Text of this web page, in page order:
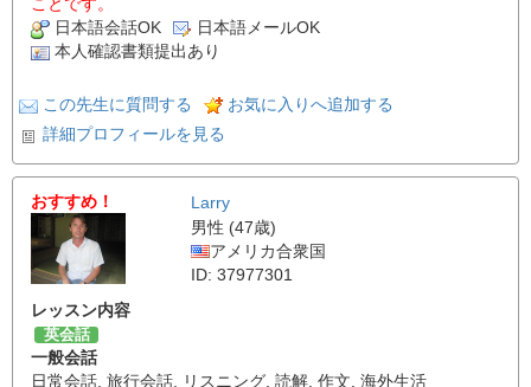
ことです。
日本語会話OK
日本語メールOK
本人確認書類提出あり
この先生に質問する
お気に入りへ追加する
詳細プロフィールを見る
おすすめ！
Larry
男性 (47歳)
アメリカ合衆国
ID: 37977301
レッスン内容
英会話
一般会話
日常会話 旅行会話 リスニング 読解 作文 海外生活